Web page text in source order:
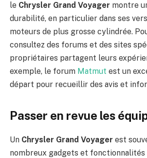
le Chrysler Grand Voyager montre
durabilité, en particulier dans ses
moteurs de plus grosse cylindrée.
consultez des forums et des sites
propriétaires partagent leurs
exemple, le forum Matmut est un
départ pour recueillir des avis et
Passer en revue les
Un Chrysler Grand Voyager est
nombreux gadgets et fonctionnalités